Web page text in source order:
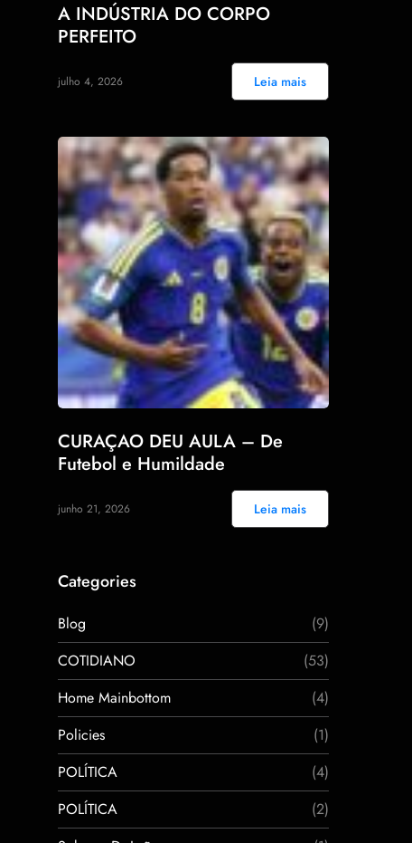
A INDÚSTRIA DO CORPO
PERFEITO
julho 4, 2026 Leia mais
CURAÇAO DEU AULA – De
Futebol e Humildade
junho 21, 2026 Leia mais
Categories
Blog
(9)
COTIDIANO
(53)
Home Mainbottom
(4)
Policies
(1)
POLÍTICA
(4)
POLÍTICA
(2)